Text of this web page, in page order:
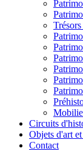
Circuits
Objets d'art
Contact